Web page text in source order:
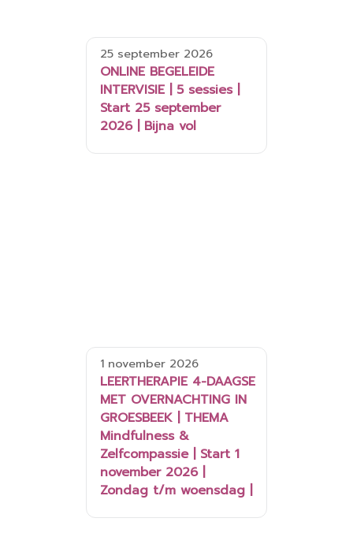
25 september 2026
ONLINE BEGELEIDE
INTERVISIE | 5 sessies |
Start 25 september
2026 | Bijna vol
1 november 2026
LEERTHERAPIE 4-DAAGSE
MET OVERNACHTING IN
GROESBEEK | THEMA
Mindfulness &
Zelfcompassie | Start 1
november 2026 |
Zondag t/m woensdag |